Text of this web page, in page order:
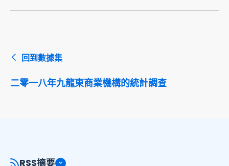
回到數據集
二零一八年九龍東商業機構的統計調查
RSS摘要